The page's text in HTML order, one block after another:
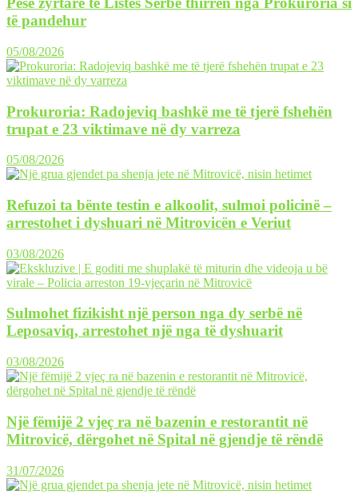
të pandehur
05/08/2026
Prokuroria: Radojeviq bashkë me të tjerë fshehën
trupat e 23 viktimave në dy varreza
05/08/2026
Refuzoi ta bënte testin e alkoolit, sulmoi policinë –
arrestohet i dyshuari në Mitrovicën e Veriut
03/08/2026
Sulmohet fizikisht një person nga dy serbë në
Leposaviq, arrestohet një nga të dyshuarit
03/08/2026
Një fëmijë 2 vjeç ra në bazenin e restorantit në
Mitrovicë, dërgohet në Spital në gjendje të rëndë
31/07/2026